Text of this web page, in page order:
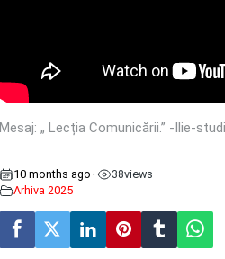
Mesaj: „ Lecția Comunicării.” -Ilie-
10 months ago • 38views
Arhiva 2025